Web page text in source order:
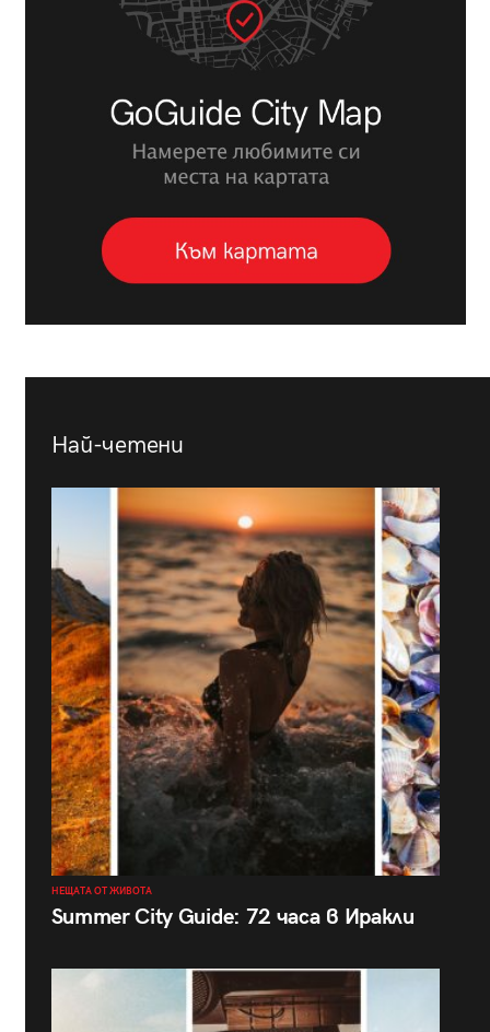
Най-четени
НЕЩАТА ОТ ЖИВОТА
Summer City Guide: 72 часа в Иракли